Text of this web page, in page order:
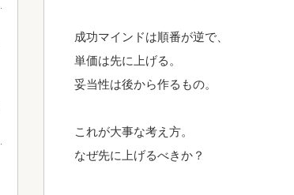
成功マインドは順番が逆で、
単価は先に上げる。
妥当性は後から作るもの。
これが大事な考え方。
なぜ先に上げるべきか？